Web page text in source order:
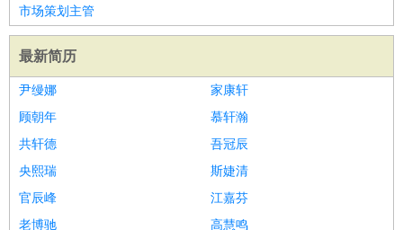
市场策划主管
最新简历
尹缦娜
家康轩
顾朝年
慕轩瀚
共轩德
吾冠辰
央熙瑞
斯婕清
官辰峰
江嘉芬
老博驰
高慧鸣